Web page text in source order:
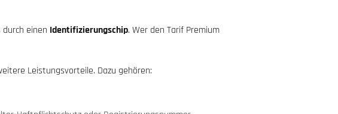
einen Identifizierungschip. Wer den Tarif Premium
Leistungsvorteile. Dazu gehören: